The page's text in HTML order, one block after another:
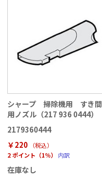
シャープ 掃除機用 すき間
用ノズル（217 936 0444）
2179360444
￥220
（税込）
2 ポイント（1％）
内訳
在庫なし